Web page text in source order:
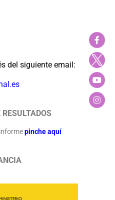
del siguiente email:
pinche aquí